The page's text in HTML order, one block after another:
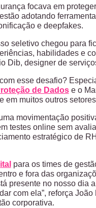
focava em
adotando
e deepfakes.
seletivo chegou para
habilidades e
Dib, designer de
esse desafio?
de Dadose o
em muitos outros
movimentação
testes online sem
estratégico de
para os times de
e fora das
presente no nosso dia
com ela”, reforça
corporativa.